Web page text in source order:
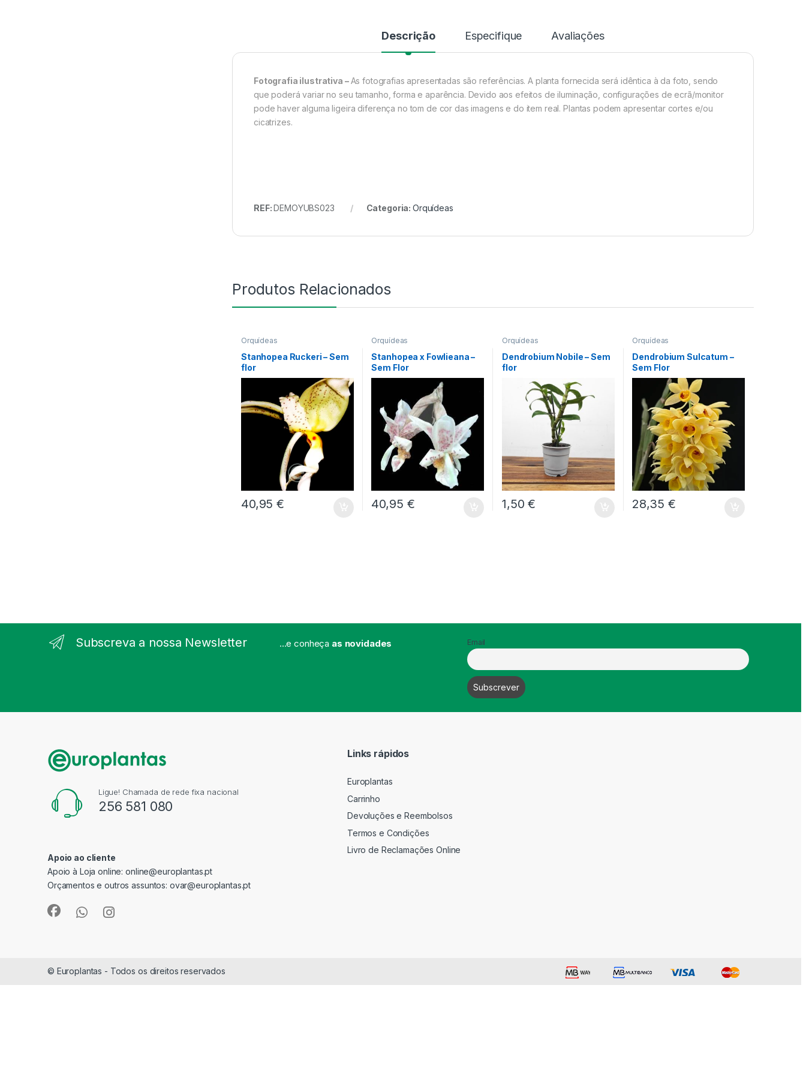
Descrição Especifique Avaliações
Fotografia ilustrativa –As fotografias apresentadas são referências. A planta fornecida será idêntica à da foto, sendo
que poderá variar no seu tamanho, forma e aparência. Devido aos efeitos de iluminação, configurações de ecrã/monitor
pode haver alguma ligeira diferença no tom de cor das imagens e do item real. Plantas podem apresentar cortes e/ou
cicatrizes.
REF:DEMOYUBS023 Categoria: Orquídeas
Produtos Relacionados
Orquídeas
Stanhopea Ruckeri – Sem
flor
40,95€
Orquídeas
Stanhopea x Fowlieana –
Sem Flor
40,95 €
Orquídeas
Dendrobium Nobile – Sem
flor
1,50€
Orquídeas
Dendrobium Sulcatum –
Sem Flor
28,35 €
Subscreva a nossa Newsletter ...e conheça as novidades Email
Ligue! Chamada de rede fixa nacional
256 581 080
Apoio ao cliente
Apoio à Loja online:online@europlantas.pt
Orçamentos e outros assuntos: ovar@europlantas.pt
Links rápidos
Europlantas
Carrinho
Devoluções e Reembolsos
Termos e Condições
Livro de Reclamações Online
© Europlantas - Todos os direitos reservados